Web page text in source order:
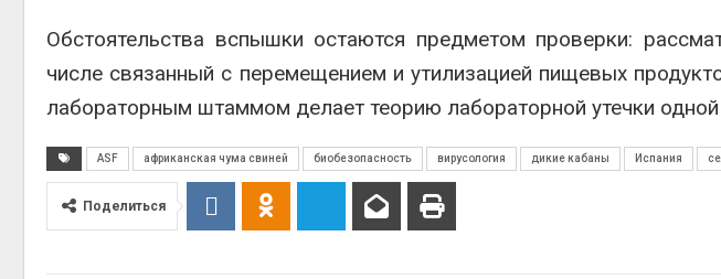
Обстоятельства вспышки остаются предметом проверки:
числе связанный с перемещением и утилизацией пищевых
лабораторным штаммом делает теорию лабораторной утечки одной
ASF африканская чума свиней биобезопасность вирусология дикие кабаны Испания
Поделиться